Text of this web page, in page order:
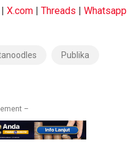
| X.com | Threads | Whatsapp
Publika
–